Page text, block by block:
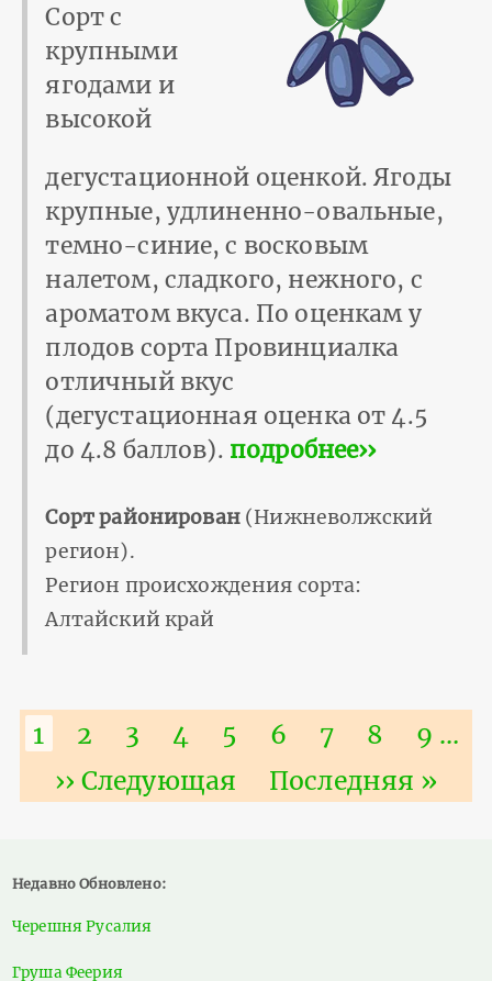
Сорт с
крупными
ягодами и
высокой
дегустационной оценкой. Ягоды
крупные, удлиненно-овальные,
темно-синие, с восковым
налетом, сладкого, нежного, с
ароматом вкуса. По оценкам у
плодов сорта Провинциалка
отличный вкус
(дегустационная оценка от 4.5
до 4.8 баллов). подробнее››
Сорт районирован(Нижневолжский
регион).
Регион происхождения сорта:
Алтайский край
Нумерация
страниц
Текущая
страница
1 Страница
2 Страница
3 Страница
4 Страница
5 Страница
6 Страница
7 8 9 …
Следующая
›› Следующая
Последняя
Последняя »
Недавно Обновлено:
Черешня Русалия
Груша Феерия